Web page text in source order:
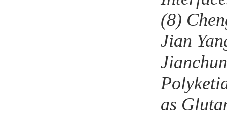
(8)
Jian
as